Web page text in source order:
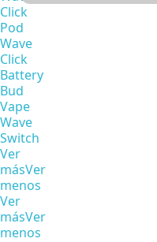
Click
Pod
Wave
Click
Battery
Bud
Vape
Wave
Switch
Ver
másVer
menos
Ver
másVer
menos